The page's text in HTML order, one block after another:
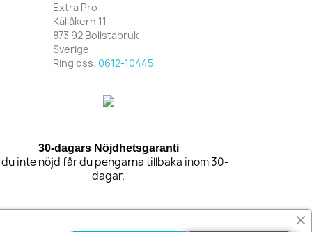
Extra Pro
Källåkern 11
873 92 Bollstabruk
Sverige
Ring oss: 0612-10445
30-dagars Nöjdhetsgaranti
inte nöjd får du pengarna tillbaka inom 30-
dagar.